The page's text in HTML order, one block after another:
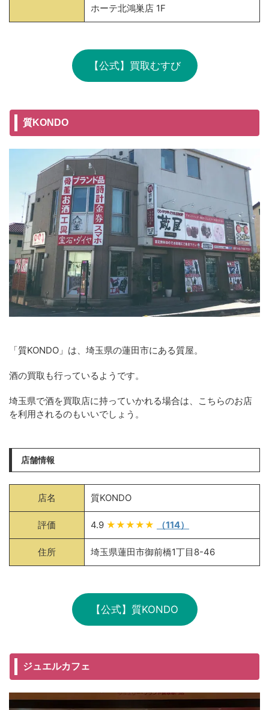
ホーテ北鴻巣店 1F
【公式】買取むすび
質KONDO
「質KONDO」は、埼玉県の蓮田市にある質屋。
酒の買取も行っているようです。
埼玉県で酒を買取店に持っていかれる場合は、こちらのお店
を利用されるのもいいでしょう。
店舗情報
店名 質KONDO
評価 4.9 ★★★★★ （114）
住所 埼玉県蓮田市御前橋1丁目8-46
【公式】質KONDO
ジュエルカフェ